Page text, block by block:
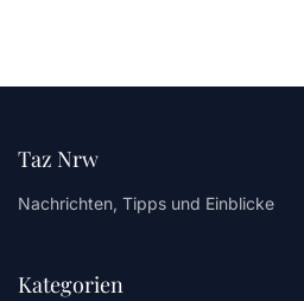
Taz Nrw
Nachrichten, Tipps und Einblicke
Kategorien